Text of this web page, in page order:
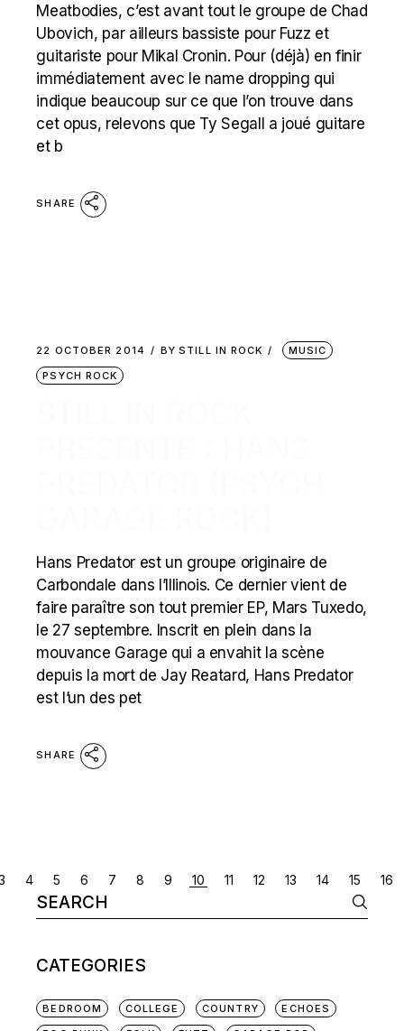
Meatbodies, c’est avant tout le groupe de Chad
Ubovich, par ailleurs bassiste pour Fuzz et
guitariste pour Mikal Cronin. Pour (déjà) en finir
immédiatement avec le name dropping qui
indique beaucoup sur ce que l’on trouve dans
cet opus, relevons que Ty Segall a joué guitare
et b
SHARE
22 OCTOBER 2014 BY STILL IN ROCK
MUSIC
PSYCH ROCK
Hans Predator est un groupe originaire de
Carbondale dans l’Illinois. Ce dernier vient de
faire paraître son tout premier EP, Mars Tuxedo,
le 27 septembre. Inscrit en plein dans la
mouvance Garage qui a envahit la scène
depuis la mort de Jay Reatard, Hans Predator
est l’un des pet
SHARE
POSTS
NAVIGATION
4 5 6 7 8 9 10 11 12 13 14 15 16
Search
for:
CATEGORIES
BEDROOM COLLEGE COUNTRY
ECHOES